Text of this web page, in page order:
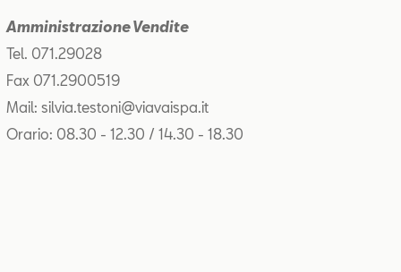
Amministrazione Vendite
Tel. 071.29028
Fax 071.2900519
Mail: silvia.testoni@viavaispa.it
Orario: 08.30 - 12.30 / 14.30 - 18.30